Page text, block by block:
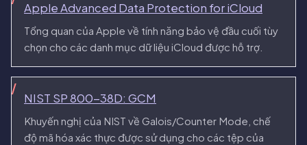
Apple Advanced Data Protection for iCloud
Tổng quan của Apple về tính năng bảo vệ đầu cuối tùy
chọn cho các danh mục dữ liệu iCloud được hỗ trợ.
NIST SP 800-38D: GCM
Khuyến nghị của NIST về Galois/Counter Mode, chế
độ mã hóa xác thực được sử dụng cho các tệp của